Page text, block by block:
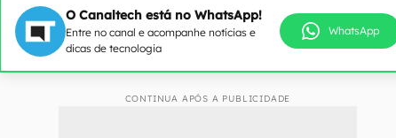
O Canaltech está no WhatsApp!
Entre no canal e acompanhe notícias e
dicas de tecnologia
WhatsApp
CONTINUA APÓS A PUBLICIDADE